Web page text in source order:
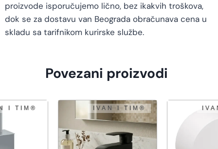
proizvode isporučujemo lično, bez ikakvih troškova,
dok se za dostavu van Beograda obračunava cena u
skladu sa tarifnikom kurirske službe.
Povezani proizvodi